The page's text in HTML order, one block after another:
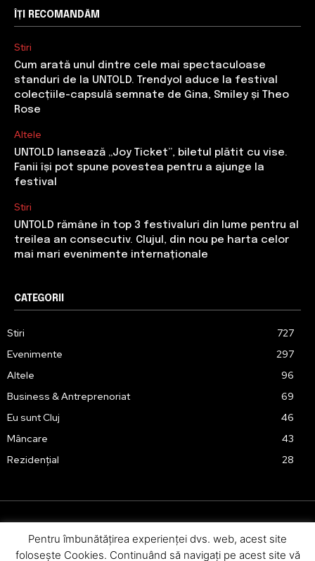
ÎȚI RECOMANDĂM
Stiri
Cum arată unul dintre cele mai spectaculoase
standuri de la UNTOLD. Trendyol aduce la festival
colecțiile-capsulă semnate de Gina, Smiley și Theo
Rose
Altele
UNTOLD lansează „Joy Ticket”, biletul plătit cu vise.
Fanii își pot spune povestea pentru a ajunge la
festival
Stiri
UNTOLD rămâne în top 3 festivaluri din lume pentru al
treilea an consecutiv. Clujul, din nou pe harta celor
mai mari evenimente internaționale
CATEGORII
Stiri
727
Evenimente
297
Altele
96
Business & Antreprenoriat
69
Eu sunt Cluj
46
Mâncare
43
Rezidențial
28
Urmărește-ne în social media:
Pentru îmbunătăţirea experienţei dvs. web, acest site
foloseşte Cookies. Continuând să navigaţi pe acest site vă